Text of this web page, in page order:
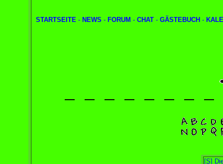
STARTSEITE - NEWS - FORUM - CHAT - GÄSTEBUCH -
[S]